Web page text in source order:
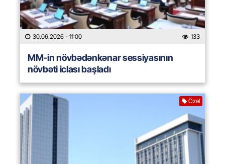
30.06.2026 - 11:00 133
MM-in növbədənkənar sessiyasının
növbəti iclası başladı
Özəl